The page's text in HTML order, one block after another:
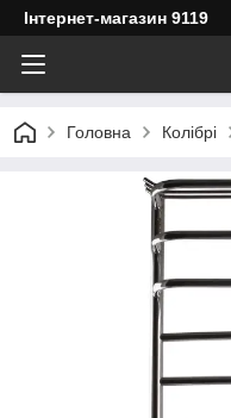
Інтернет-магазин 9119
Головна Колібрі